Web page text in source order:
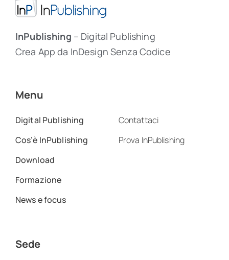
InPublishing – Digital Publishing
Crea App da InDesign Senza Codice
Menu
Digital Publishing
Cos’è InPublishing
Download
Formazione
News e focus
Contattaci
Prova InPublishing
Sede